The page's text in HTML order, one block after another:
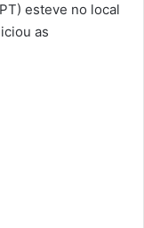
esteve no local
as